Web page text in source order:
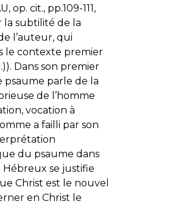
op. cit., pp.109-111,
la subtilité de la
l’auteur, qui
le contexte premier
Dans son premier
psaume parle de la
de l’homme
vocation à
a failli par son
du psaume dans
Hébreux se justifie
Christ est le nouvel
en Christ le